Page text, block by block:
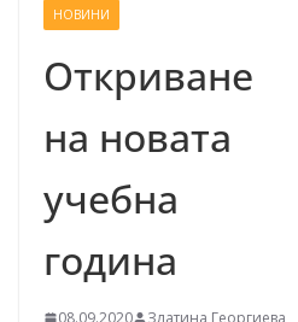
НОВИНИ
Откриване
на новата
учебна
година